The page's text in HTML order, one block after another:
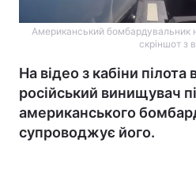
Американський бомбардувальник
скріншот з
На відео з кабіни пілота
російський винищувач
американського
супроводжує його.